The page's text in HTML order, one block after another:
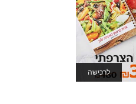
לרכישה
לאתר המשחקים